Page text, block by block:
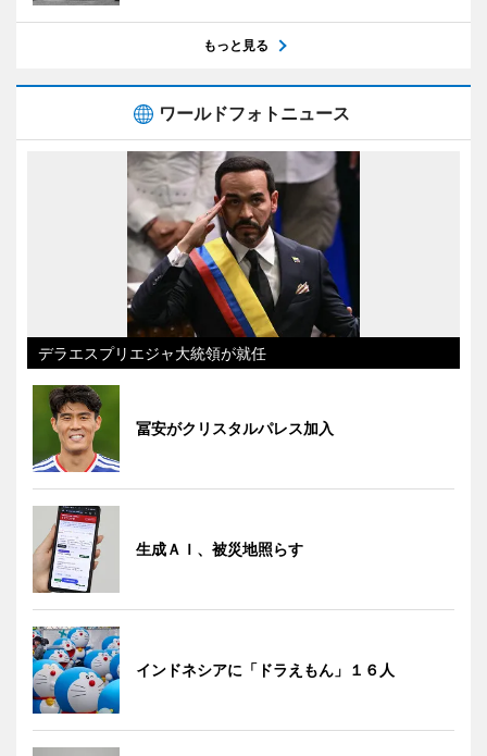
もっと見る
ワールドフォトニュース
デラエスプリエジャ大統領が就任
冨安がクリスタルパレス加入
生成ＡＩ、被災地照らす
インドネシアに「ドラえもん」１６人